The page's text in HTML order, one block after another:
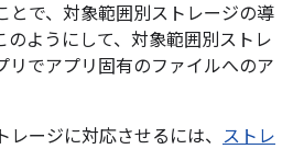
とで、対象範囲別ストレージの導
のようにして、対象範囲別ストレ
リでアプリ固有のファイルへのア
ージに対応させるには、 ストレ